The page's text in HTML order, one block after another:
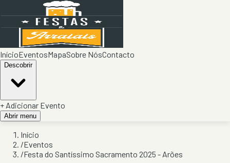
InícioEventosMapaSobre NósContacto
Descobrir
+ Adicionar Evento
Abrir menu
Início
/Eventos
/Festa do Santíssimo Sacramento 2025 - Arões